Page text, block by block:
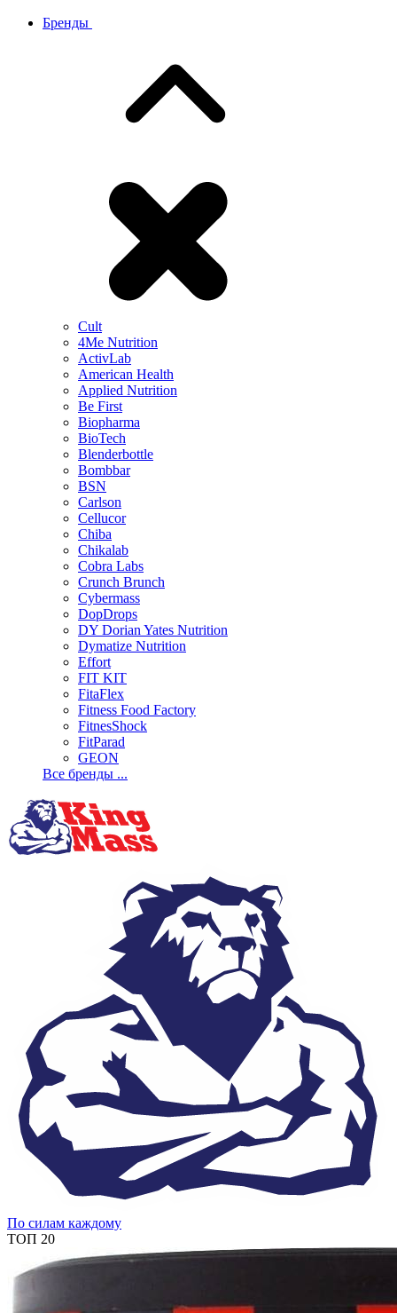
Бренды
Cult
4Me Nutrition
ActivLab
American Health
Applied Nutrition
Be First
Biopharma
BioTech
Blenderbottle
Bombbar
BSN
Carlson
Cellucor
Chiba
Chikalab
Cobra Labs
Crunch Brunch
Cybermass
DopDrops
DY Dorian Yates Nutrition
Dymatize Nutrition
Effort
FIT KIT
FitaFlex
Fitness Food Factory
FitnesShock
FitParad
GEON
Все бренды ...
По силам каждому
ТОП 20